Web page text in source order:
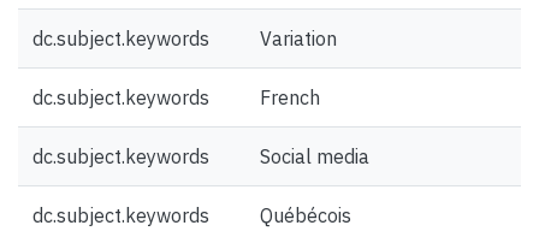
dc.subject.keywords Variation
dc.subject.keywords French
dc.subject.keywords Social media
dc.subject.keywords Québécois